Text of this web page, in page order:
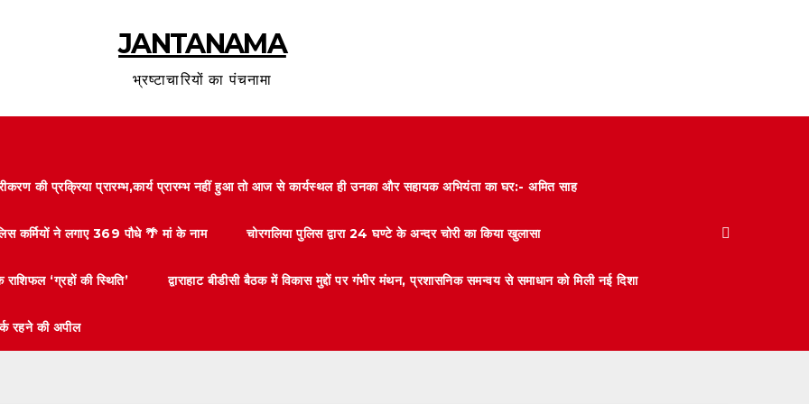
JANTANAMA
भ्रष्टाचारियों का पंचनामा
की प्रक्रिया प्रारम्भ,कार्य प्रारम्भ नहीं हुआ तो आज से कार्यस्थल ही उनका और सहायक अभियंता का घर:- अमित साह
कर्मियों ने लगाए 369 पौधे 🌴 मां के नाम चोरगलिया पुलिस द्वारा 24 घण्टे के अन्दर चोरी का किया खुलासा
‘ग्रहों की स्थिति’ द्वाराहाट बीडीसी बैठक में विकास मुद्दों पर गंभीर मंथन, प्रशासनिक समन्वय से समाधान को मिली नई दिशा
रहने की अपील